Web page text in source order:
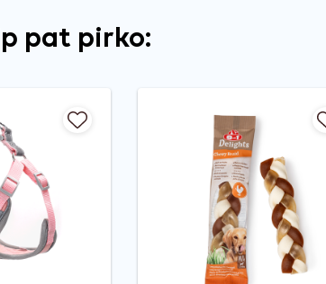
pat pirko: